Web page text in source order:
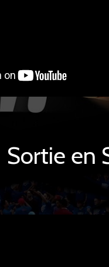
Sortie en